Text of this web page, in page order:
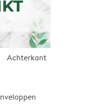
Achterkant